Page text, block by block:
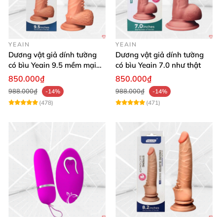
YEAIN
Dương vật giả dính tường
có bìu Yeain 9.5 mềm mại
thật
850.000₫
988.000₫
-14%
(478)
YEAIN
Dương vật giả dính tường
có bìu Yeain 7.0 như thật
850.000₫
988.000₫
-14%
(471)